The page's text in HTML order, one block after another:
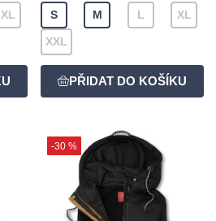
XL S M L XL
XXL
-30 %